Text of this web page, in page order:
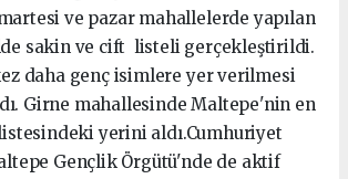
ve pazar mahallelerde yapılan
sakin ve cift listeli gerçekleştirildi.
daha genç isimlere yer verilmesi
Girne mahallesinde Maltepe'nin en
yerini aldı.Cumhuriyet
Gençlik Örgütü'nde de aktif